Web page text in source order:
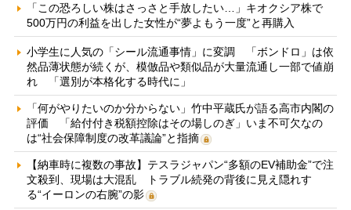
「この恐ろしい株はさっさと手放したい…」キオクシア株で
500万円の利益を出した女性が“夢よもう一度”と再購入
小学生に人気の「シール流通事情」に変調 「ボンドロ」は依
然品薄状態が続くが、模倣品や類似品が大量流通し一部で値崩
れ 「選別が本格化する時代に」
「何がやりたいのか分からない」竹中平蔵氏が語る高市内閣の
評価 「給付付き税額控除はその場しのぎ」いま不可欠なの
は“社会保障制度の改革議論”と指摘
【納車時に複数の事故】テスラジャパン“多額のEV補助金”で注
文殺到、現場は大混乱 トラブル続発の背後に見え隠れす
る“イーロンの右腕”の影